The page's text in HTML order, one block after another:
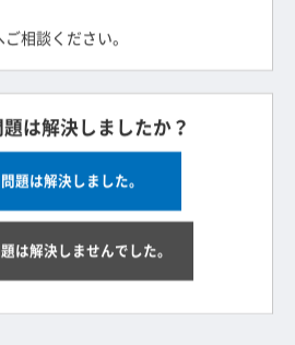
相談ください。
は解決しましたか？
題は解決しました。
は解決しませんでした。